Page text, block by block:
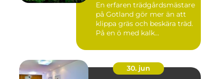
En erfaren trädgårdsmästare
på Gotland gör mer än att
klippa gräs och beskära träd.
På en ö med kalk...
30. jun